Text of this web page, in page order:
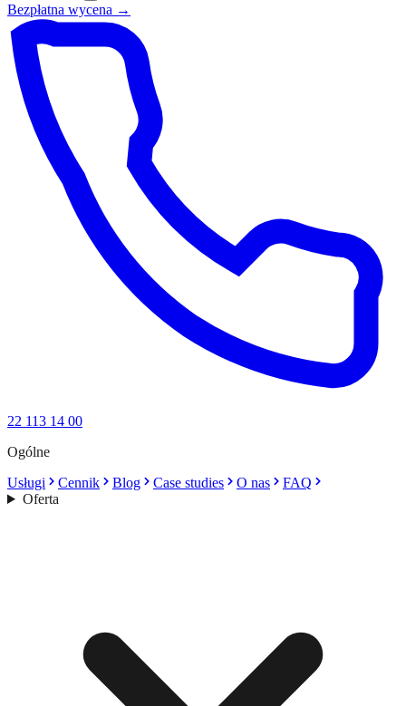
Bezpłatna wycena →
22 113 14 00
Ogólne
Usługi
Cennik Blog Case studies O nas
FAQ
Oferta